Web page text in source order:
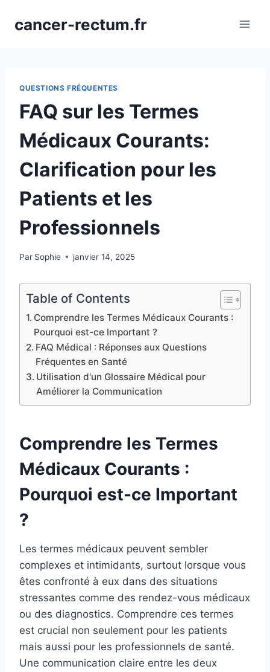
cancer-rectum.fr
QUESTIONS FRÉQUENTES
FAQ sur les Termes
Médicaux Courants:
Clarification pour les
Patients et les
Professionnels
Par Sophie janvier 14, 2025
Table of Contents
Comprendre les Termes Médicaux Courants :
Pourquoi est-ce Important ?
FAQ Médical : Réponses aux Questions
Fréquentes en Santé
Utilisation d'un Glossaire Médical pour
Améliorer la Communication
Comprendre les Termes
Médicaux Courants :
Pourquoi est-ce Important
?
Les termes médicaux peuvent sembler
complexes et intimidants, surtout lorsque vous
êtes confronté à eux dans des situations
stressantes comme des rendez-vous médicaux
ou des diagnostics. Comprendre ces termes
est crucial non seulement pour les patients
mais aussi pour les professionnels de santé.
Une communication claire entre les deux